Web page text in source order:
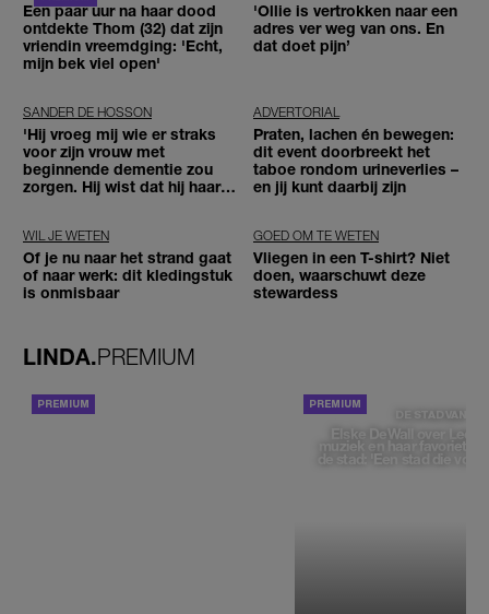
Een paar uur na haar dood
ontdekte Thom (32) dat zijn
vriendin vreemdging: 'Echt,
mijn bek viel open'
'Ollie is vertrokken naar een
adres ver weg van ons. En
dat doet pijn’
SANDER DE HOSSON
'Hij vroeg mij wie er straks
voor zijn vrouw met
beginnende dementie zou
zorgen. Hij wist dat hij haar
ADVERTORIAL
Praten, lachen én bewegen:
dit event doorbreekt het
taboe rondom urineverlies –
en jij kunt daarbij zijn
WIL JE WETEN
Of je nu naar het strand gaat
of naar werk: dit kledingstuk
is onmisbaar
GOED OM TE WETEN
Vliegen in een T-shirt? Niet
doen, waarschuwt deze
stewardess
LINDA.PREMIUM
DE STAD VAN
Elske DeWall over
muziek en haar favoriete
de stad: 'Een stad die